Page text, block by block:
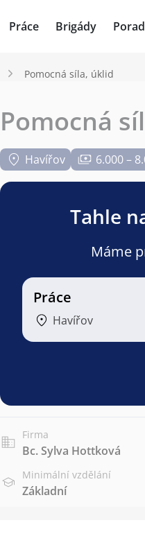
Práce Brigády
Pomocná síla, úklid
Pomocná
Havířov 6.000 –
Tahle
Máme
Práce
Havířov
Firma
Bc. Sylva Hottková
Minimální vzdělání
Základní